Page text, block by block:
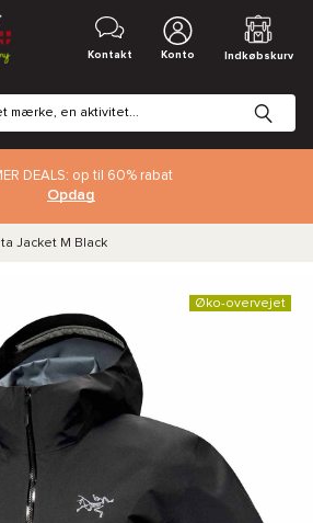
Kontakt Konto Indkøbskurv
DEALS: op til 60% rabat
Opdag
Jacket M Black
Øko-overvejet